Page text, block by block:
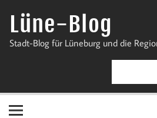
InhaltLüne-Blog
Stadt-Blog für Lüneburg und die